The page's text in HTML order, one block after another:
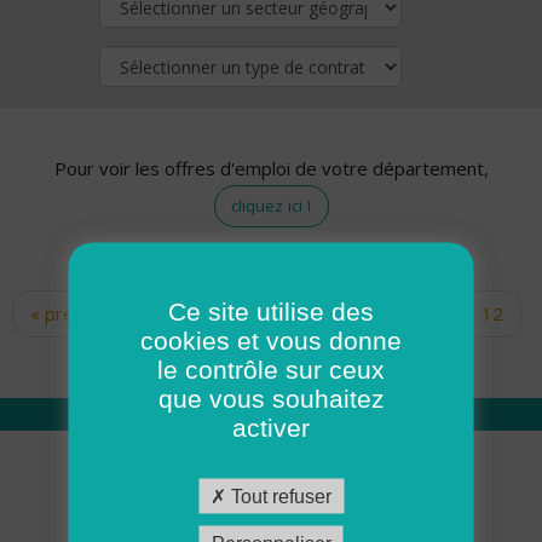
Pour voir les offres d'emploi de votre département,
cliquez ici !
Pages
« premier ‹ précédent … 10
12
14 15 16 17
Qui sommes nous
Académie ADMR
Ce site utilise des
cookies et vous donne
le contrôle sur ceux
que vous souhaitez
activer
Tout refuser